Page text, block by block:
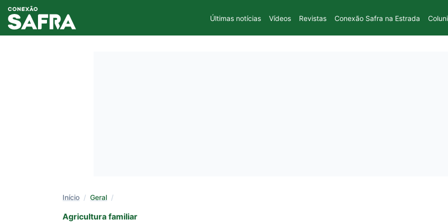
Últimas notícias Vídeos Revistas Conexão Safra na Estrada
Início /Geral /
Agricultura familiar